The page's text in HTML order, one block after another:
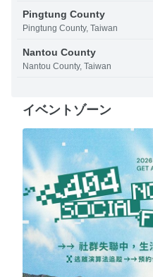
Pingtung County
Pingtung County, Taiwan
Nantou County
Nantou County, Taiwan
イベントゾーン